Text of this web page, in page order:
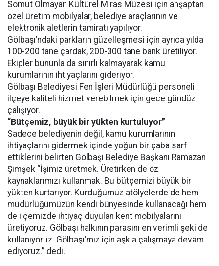
Somut Olmayan Kültürel Miras Müzesi için ahşaptan
özel üretim mobilyalar, belediye araçlarının ve
elektronik aletlerin tamiratı yapılıyor.
Gölbaşı’ndaki parkların güzelleşmesi için ayrıca yılda
100-200 tane çardak, 200-300 tane bank üretiliyor.
Ekipler bununla da sınırlı kalmayarak kamu
kurumlarının ihtiyaçlarını gideriyor.
Gölbaşı Belediyesi Fen İşleri Müdürlüğü personeli
ilçeye kaliteli hizmet verebilmek için gece gündüz
çalışıyor.
“Bütçemiz, büyük bir yükten kurtuluyor”
Sadece belediyenin değil, kamu kurumlarının
ihtiyaçlarını gidermek içinde yoğun bir çaba sarf
ettiklerini belirten Gölbaşı Belediye Başkanı Ramazan
Şimşek “İşimiz üretmek. Üretirken de öz
kaynaklarımızı kullanmak. Bu bütçemizi büyük bir
yükten kurtarıyor. Kurduğumuz atölyelerde de hem
müdürlüğümüzün kendi bünyesinde kullanacağı hem
de ilçemizde ihtiyaç duyulan kent mobilyalarını
üretiyoruz. Gölbaşı halkının parasını en verimli şekilde
kullanıyoruz. Gölbaşı’mız için aşkla çalışmaya devam
ediyoruz.” dedi.